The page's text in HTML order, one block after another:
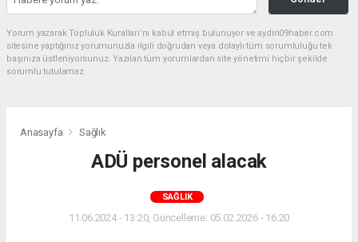
Yorum yazarak Topluluk Kuralları’nı kabul etmiş bulunuyor ve aydin09haber.com
sitesine yaptığınız yorumunuzla ilgili doğrudan veya dolaylı tüm sorumluluğu tek
başınıza üstleniyorsunuz. Yazılan tüm yorumlardan site yönetimi hiçbir şekilde
sorumlu tutulamaz.
Anasayfa Sağlık
ADÜ personel alacak
SAĞLIK
11.06.2024 - 13:20, Güncelleme: 05.02.2026 - 16:20